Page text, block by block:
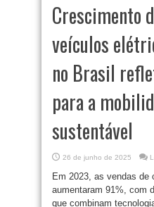
Crescimento
veículos
no Brasil
para a
sustentável
26 de junho de 2025
Em 2023, as vendas de
aumentaram 91%, com
que combinam